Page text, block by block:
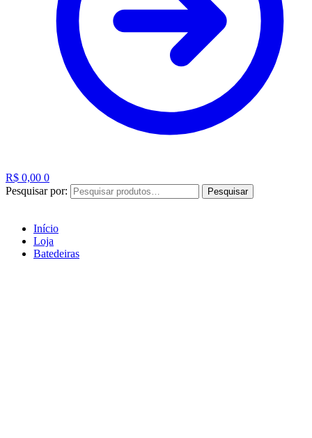
R$ 0,00 0
Pesquisar por:
Pesquisar
Início
Loja
Batedeiras